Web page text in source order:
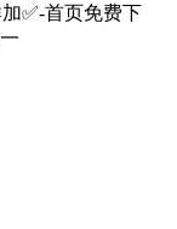
✅-首页免费下